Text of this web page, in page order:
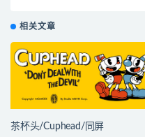
相关文章
茶杯头/Cuphead/同屏